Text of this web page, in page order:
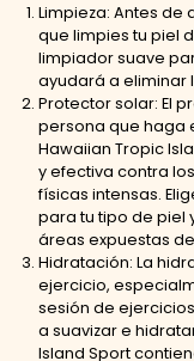
Limpieza: Antes
que limpies tu piel
limpiador suave
ayudará a eliminar
Protector solar: El
persona que haga
Hawaiian Tropic
y efectiva contra
físicas intensas.
para tu tipo de piel
áreas expuestas
Hidratación: La
ejercicio,
sesión de
a suavizar e
Island Sport